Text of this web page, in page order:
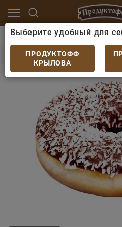
Торты, пирожные,
Донат
Выберите удобный для
ПРОДУКТОФФ
КРЫЛОВА